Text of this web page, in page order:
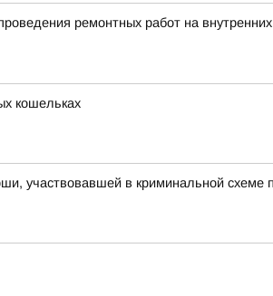
ремонтных работ на
кошельках
участвовавшей в криминальной схеме